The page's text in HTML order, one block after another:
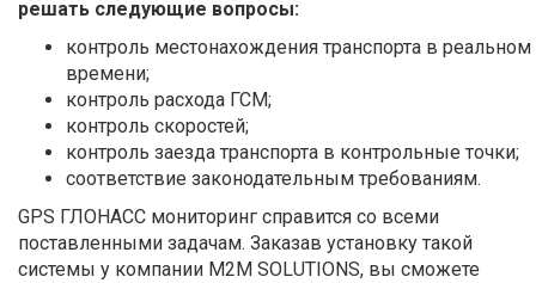
решать следующие вопросы:
контроль местонахождения транспорта в реальном
времени;
контроль расхода ГСМ;
контроль скоростей;
контроль заезда транспорта в контрольные точки;
соответствие законодательным требованиям.
GPS ГЛОНАСС мониторинг справится со всеми
поставленными задачам. Заказав установку такой
системы у компании M2M SOLUTIONS, вы сможете